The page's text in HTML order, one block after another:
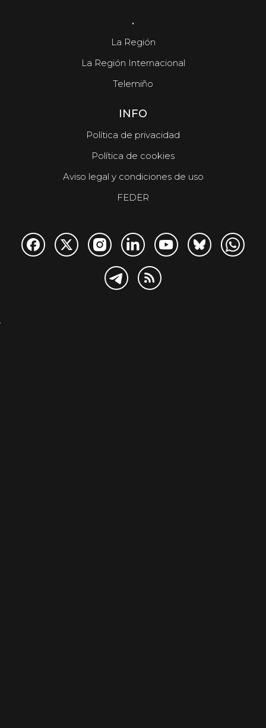
.
La Región
La Región Internacional
Telemiño
INFO
Política de privacidad
Política de cookies
Aviso legal y condiciones de uso
FEDER